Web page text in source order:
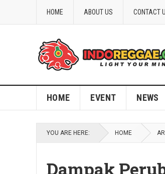
HOME ABOUT US CONTACT
HOME EVENT NEWS
YOU ARE HERE: HOME
Dampak